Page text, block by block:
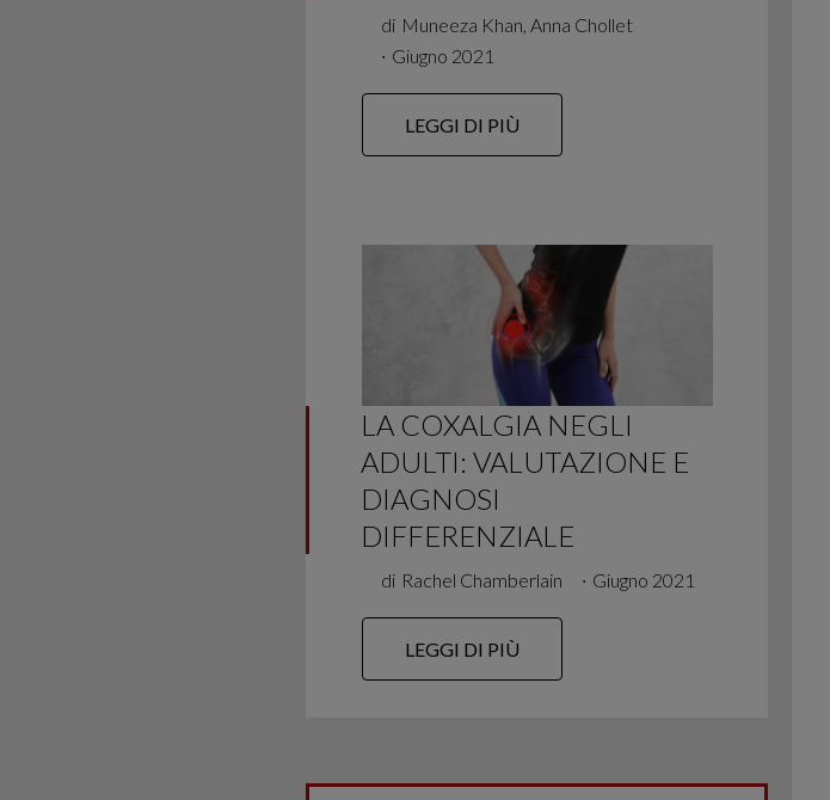
di Muneeza Khan, Anna Chollet
∙ Giugno 2021
LEGGI DI PIÙ
LA COXALGIA NEGLI
ADULTI: VALUTAZIONE E
DIAGNOSI
DIFFERENZIALE
di Rachel Chamberlain ∙ Giugno 2021
LEGGI DI PIÙ